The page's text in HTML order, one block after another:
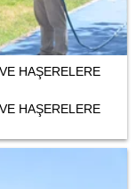
HAŞERELERE
HAŞERELERE